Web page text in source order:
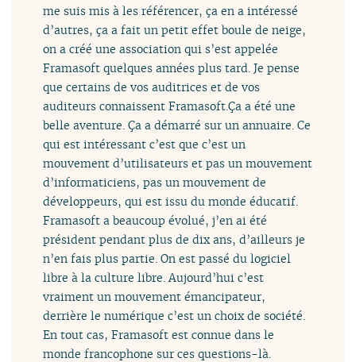
me suis mis à les référencer, ça en a intéressé
d’autres, ça a fait un petit effet boule de neige,
on a créé une association qui s’est appelée
Framasoft quelques années plus tard. Je pense
que certains de vos auditrices et de vos
auditeurs connaissent Framasoft.Ça a été une
belle aventure. Ça a démarré sur un annuaire. Ce
qui est intéressant c’est que c’est un
mouvement d’utilisateurs et pas un mouvement
d’informaticiens, pas un mouvement de
développeurs, qui est issu du monde éducatif.
Framasoft a beaucoup évolué, j’en ai été
président pendant plus de dix ans, d’ailleurs je
n’en fais plus partie. On est passé du logiciel
libre à la culture libre. Aujourd’hui c’est
vraiment un mouvement émancipateur,
derrière le numérique c’est un choix de société.
En tout cas, Framasoft est connue dans le
monde francophone sur ces questions-là.